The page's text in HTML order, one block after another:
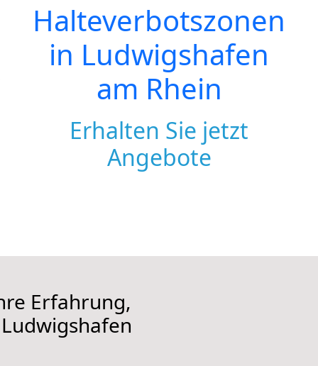
Halteverbotszonen
in Ludwigshafen
am Rhein
Erhalten Sie jetzt
Angebote
Erfahrung,